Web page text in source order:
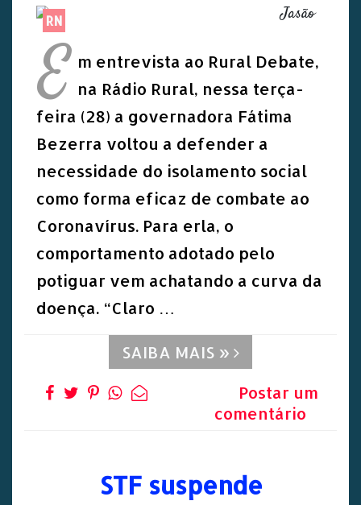
RN
Jasão
E m entrevista ao Rural Debate,
na Rádio Rural, nessa terça-
feira (28) a governadora Fátima
Bezerra voltou a defender a
necessidade do isolamento social
como forma eficaz de combate ao
Coronavírus. Para erla, o
comportamento adotado pelo
potiguar vem achatando a curva da
doença. “Claro …
SAIBA MAIS »
Postar um
comentário
STF suspende